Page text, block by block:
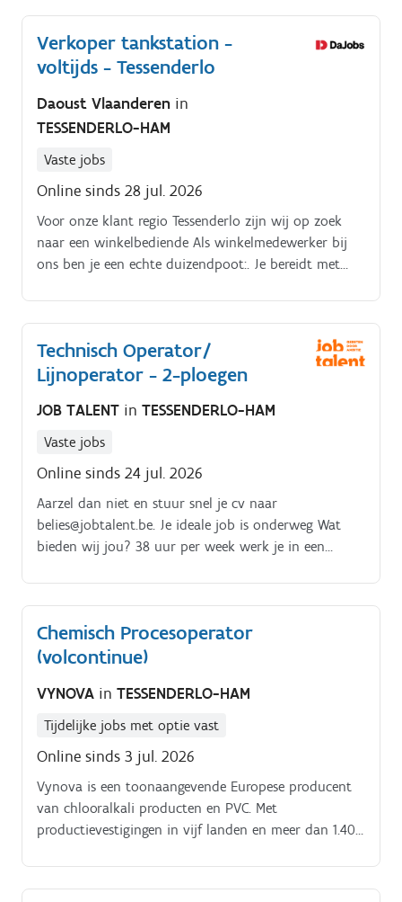
Verkoper tankstation -
voltijds - Tessenderlo
Daoust Vlaanderen in
TESSENDERLO-HAM
Vaste jobs
Online sinds 28 jul. 2026
Voor onze klant regio Tessenderlo zijn wij op zoek
naar een winkelbediende Als winkelmedewerker bij
ons ben je een echte duizendpoot:. Je bereidt met
broodjes volgens onze recepten Je helpt klanten met
een glimlach, neemt hun bestellingen op en zorgt
ervoor dat ze tevreden vertrekken Je houdt de
werkplek schoon en ordelijk, volgt
werking van het team Je taken variëren van:. Het
uitladen van de levering tot het vullen van de
de faciliteiten Het afbakken van koffiekoeken tot het
mooi presenteren van onze promoties Het afrekenen
aan de kassa tot het helpen van de klanten
Technisch Operator/
Lijnoperator - 2-ploegen
JOB TALENT in TESSENDERLO-HAM
Vaste jobs
Online sinds 24 jul. 2026
Aarzel dan niet en stuur snel je cv naar
belies@jobtalent.be. Je ideale job is onderweg Wat
bieden wij jou? 38 uur per week werk je in een
na een geslaagde interimperiode) Werken in 2 ploegen
(toffe collega's inbegrepen) Je zal werken met
moderne toestellen. Er wordt een uitgebreide
Chemisch Procesoperator
(volcontinue)
VYNOVA in TESSENDERLO-HAM
Tijdelijke jobs met optie vast
Online sinds 3 jul. 2026
Vynova is een toonaangevende Europese producent
van chlooralkali producten en PVC. Met
productievestigingen in vijf landen en meer dan 1.400
jaaromzet van 950 miljoen euro.